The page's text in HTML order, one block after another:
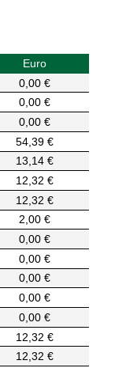
Euro
0,00 €
0,00 €
0,00 €
54,39 €
13,14 €
12,32 €
12,32 €
2,00 €
0,00 €
0,00 €
0,00 €
0,00 €
0,00 €
12,32 €
12,32 €